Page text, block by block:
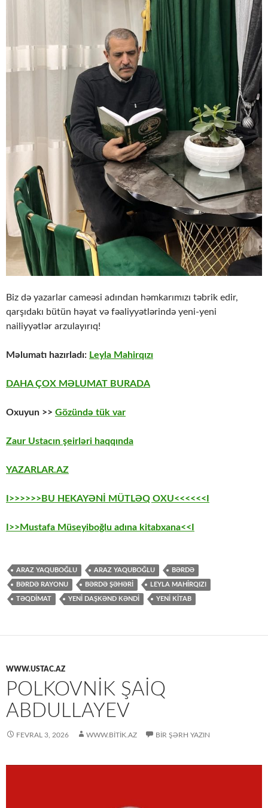
Biz də yazarlar cameəsi adından həmkarımızı təbrik edir,
qarşıdakı bütün həyat və fəaliyyətlərində yeni-yeni
nailiyyətlər arzulayırıq!
Məlumatı hazırladı: Leyla Mahirqızı
DAHA ÇOX MƏLUMAT BURADA
Oxuyun >> Gözündə tük var
Zaur Ustacın şeirləri haqqında
YAZARLAR.AZ
I>>>>>>BU HEKAYƏNİ MÜTLƏQ OXU<<<<<<I
I>>Mustafa Müseyiboğlu adına kitabxana<<I
ARAZ YAQUBOĞLU ARAZ YAQUBOĞLU BƏRDƏ
BƏRDƏ RAYONU BƏRDƏ ŞƏHƏRI LEYLA MAHIRQIZI
TƏQDİMAT YENI DAŞKƏND KƏNDI YENİ KİTAB
WWW.USTAC.AZ
POLKOVNIK ŞAIQ
ABDULLAYEV
FEVRAL 3, 2026 WWW.BITIK.AZ BIR ŞƏRH YAZIN